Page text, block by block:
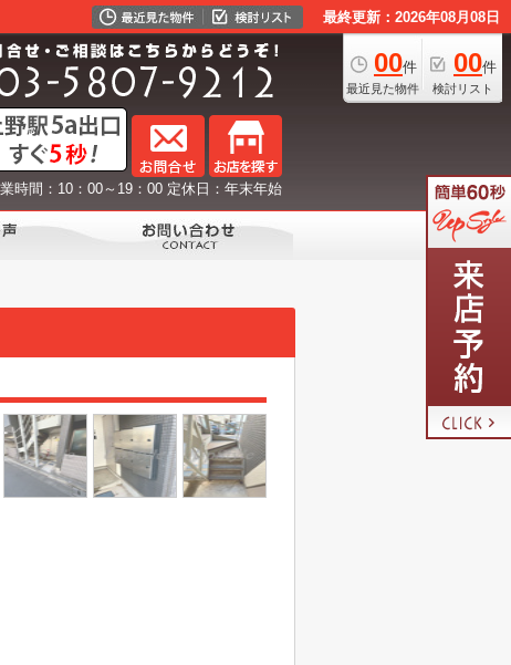
最終更新：2026年08月08日
00件
最近見た物件
00件
検討リスト
時間：10：00～19：00 定休日：年末年始